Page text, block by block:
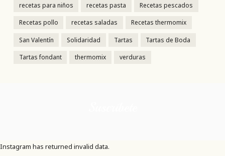
recetas para niños recetas pasta Recetas pescados
Recetas pollo recetas saladas Recetas thermomix
San Valentín Solidaridad Tartas Tartas de Boda
Tartas fondant thermomix verduras
Instagram has returned invalid data.